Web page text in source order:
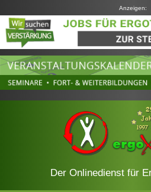
Anzeigen:
Der Onlinedienst für